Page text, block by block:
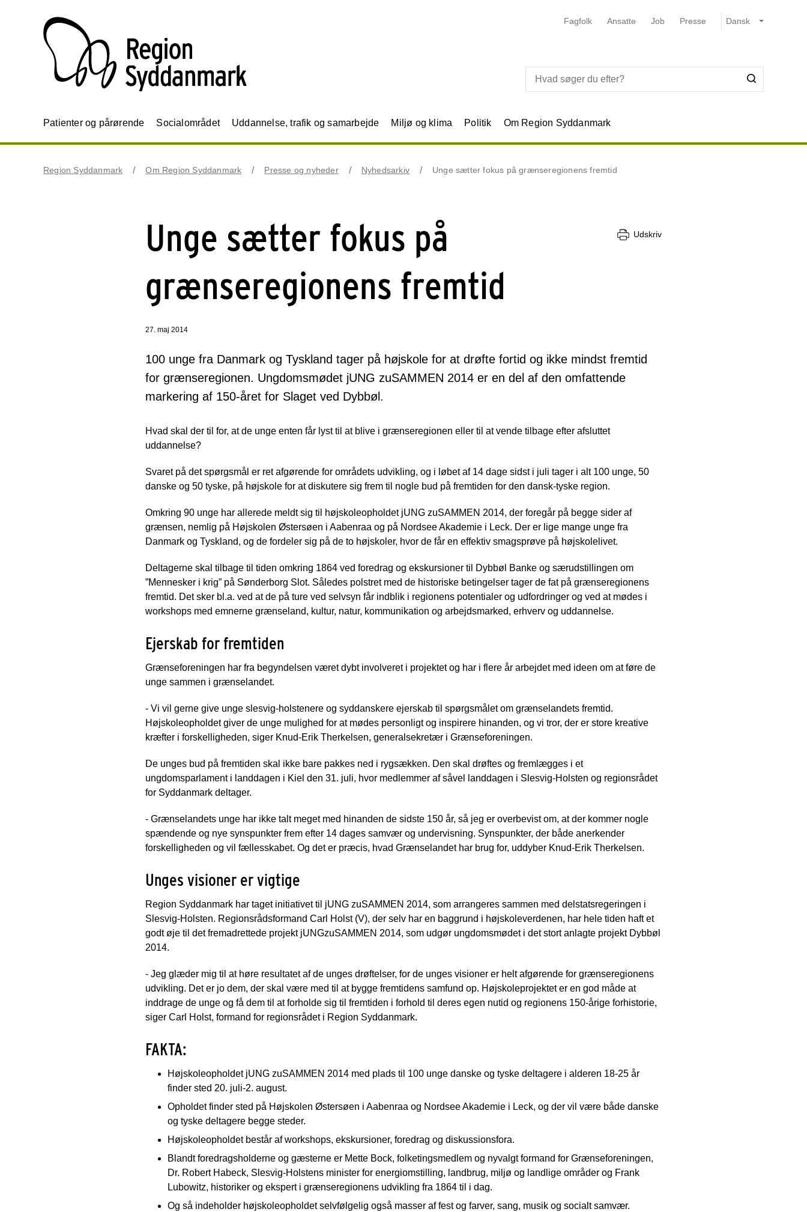
Fagfolk Ansatte Job Presse
Patienter og pårørende Socialområdet Uddannelse, trafik og samarbejde Miljø og klima Politik Om Region Syddanmark
Region Syddanmark Om Region Syddanmark Presse og nyheder Nyhedsarkiv Unge sætter fokus på grænseregionens fremtid
Unge sætter fokus på
grænseregionens fremtid
Udskriv
27. maj 2014
100 unge fra Danmark og Tyskland tager på højskole for at drøfte fortid og ikke mindst fremtid
for grænseregionen. Ungdomsmødet jUNG zuSAMMEN 2014 er en del af den omfattende
markering af 150-året for Slaget ved Dybbøl.
Hvad skal der til for, at de unge enten får lyst til at blive i grænseregionen eller til at vende tilbage efter afsluttet
uddannelse?
Svaret på det spørgsmål er ret afgørende for områdets udvikling, og i løbet af 14 dage sidst i juli tager i alt 100 unge, 50
danske og 50 tyske, på højskole for at diskutere sig frem til nogle bud på fremtiden for den dansk-tyske region.
Omkring 90 unge har allerede meldt sig til højskoleopholdet jUNG zuSAMMEN 2014, der foregår på begge sider af
grænsen, nemlig på Højskolen Østersøen i Aabenraa og på Nordsee Akademie i Leck. Der er lige mange unge fra
Danmark og Tyskland, og de fordeler sig på de to højskoler, hvor de får en effektiv smagsprøve på højskolelivet.
Deltagerne skal tilbage til tiden omkring 1864 ved foredrag og ekskursioner til Dybbøl Banke og særudstillingen om
”Mennesker i krig” på Sønderborg Slot. Således polstret med de historiske betingelser tager de fat på grænseregionens
fremtid. Det sker bl.a. ved at de på ture ved selvsyn får indblik i regionens potentialer og udfordringer og ved at mødes i
workshops med emnerne grænseland, kultur, natur, kommunikation og arbejdsmarked, erhverv og uddannelse.
Ejerskab for fremtiden
Grænseforeningen har fra begyndelsen været dybt involveret i projektet og har i flere år arbejdet med ideen om at føre de
unge sammen i grænselandet.
- Vi vil gerne give unge slesvig-holstenere og syddanskere ejerskab til spørgsmålet om grænselandets fremtid.
Højskoleopholdet giver de unge mulighed for at mødes personligt og inspirere hinanden, og vi tror, der er store kreative
kræfter i forskelligheden, siger Knud-Erik Therkelsen, generalsekretær i Grænseforeningen.
De unges bud på fremtiden skal ikke bare pakkes ned i rygsækken. Den skal drøftes og fremlægges i et
ungdomsparlament i landdagen i Kiel den 31. juli, hvor medlemmer af såvel landdagen i Slesvig-Holsten og regionsrådet
for Syddanmark deltager.
- Grænselandets unge har ikke talt meget med hinanden de sidste 150 år, så jeg er overbevist om, at der kommer nogle
spændende og nye synspunkter frem efter 14 dages samvær og undervisning. Synspunkter, der både anerkender
forskelligheden og vil fællesskabet. Og det er præcis, hvad Grænselandet har brug for, uddyber Knud-Erik Therkelsen.
Unges visioner er vigtige
Region Syddanmark har taget initiativet til jUNG zuSAMMEN 2014, som arrangeres sammen med delstatsregeringen i
Slesvig-Holsten. Regionsrådsformand Carl Holst (V), der selv har en baggrund i højskoleverdenen, har hele tiden haft et
godt øje til det fremadrettede projekt jUNGzuSAMMEN 2014, som udgør ungdomsmødet i det stort anlagte projekt Dybbøl
2014.
- Jeg glæder mig til at høre resultatet af de unges drøftelser, for de unges visioner er helt afgørende for grænseregionens
udvikling. Det er jo dem, der skal være med til at bygge fremtidens samfund op. Højskoleprojektet er en god måde at
inddrage de unge og få dem til at forholde sig til fremtiden i forhold til deres egen nutid og regionens 150-årige forhistorie,
siger Carl Holst, formand for regionsrådet i Region Syddanmark.
FAKTA:
Højskoleopholdet jUNG zuSAMMEN 2014 med plads til 100 unge danske og tyske deltagere i alderen 18-25 år
finder sted 20. juli-2. august.
Opholdet finder sted på Højskolen Østersøen i Aabenraa og Nordsee Akademie i Leck, og der vil være både danske
og tyske deltagere begge steder.
Højskoleopholdet består af workshops, ekskursioner, foredrag og diskussionsfora.
Blandt foredragsholderne og gæsterne er Mette Bock, folketingsmedlem og nyvalgt formand for Grænseforeningen,
Dr. Robert Habeck, Slesvig-Holstens minister for energiomstilling, landbrug, miljø og landlige områder og Frank
Lubowitz, historiker og ekspert i grænseregionens udvikling fra 1864 til i dag.
Og så indeholder højskoleopholdet selvfølgelig også masser af fest og farver, sang, musik og socialt samvær.